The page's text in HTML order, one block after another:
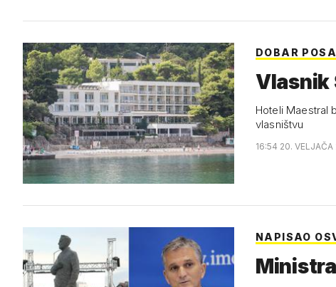
DOBAR
Vlasnik
Hoteli Maestral
vlasništvu
16:54 20. VELJAČA
NAPISAO